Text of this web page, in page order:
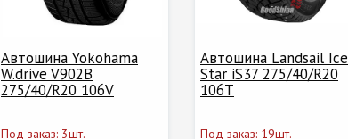
Автошина Yokohama
W.drive V902B
275/40/R20 106V
Под заказ: 3шт.
Автошина Landsail Ice
Star iS37 275/40/R20
106T
Под заказ: 19шт.